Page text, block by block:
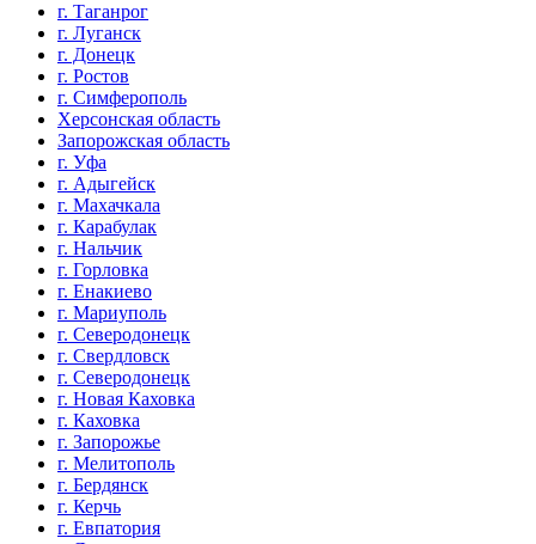
г. Таганрог
г. Луганск
г. Донецк
г. Ростов
г. Симферополь
Херсонская область
Запорожская область
г. Уфа
г. Адыгейск
г. Махачкала
г. Карабулак
г. Нальчик
г. Горловка
г. Енакиево
г. Мариуполь
г. Северодонецк
г. Свердловск
г. Северодонецк
г. Новая Каховка
г. Каховка
г. Запорожье
г. Мелитополь
г. Бердянск
г. Керчь
г. Евпатория